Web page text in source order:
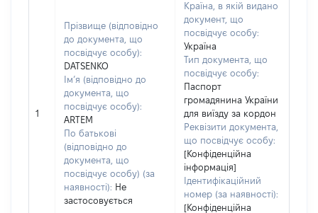
1
Прізвище (відповідно
до документа, що
посвідчує особу):
DATSENKO
Ім’я (відповідно до
документа, що
посвідчує особу):
ARTEM
По батькові
(відповідно до
документа, що
посвідчує особу) (за
наявності): Не
застосовується
Країна, в якій видано
документ, що
посвідчує особу:
Україна
Тип документа, що
посвідчує особу:
Паспорт
громадянина України
для виїзду за кордон
Реквізити документа,
що посвідчує особу:
[Конфіденційна
інформація]
Ідентифікаційний
номер (за наявності):
[Конфіденційна